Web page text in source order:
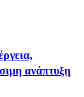
ανάπτυξη